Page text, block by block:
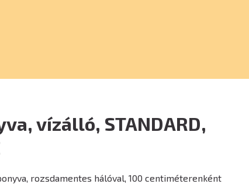
vízálló, STANDARD,
rozsdamentes hálóval, 100 centiméterenként